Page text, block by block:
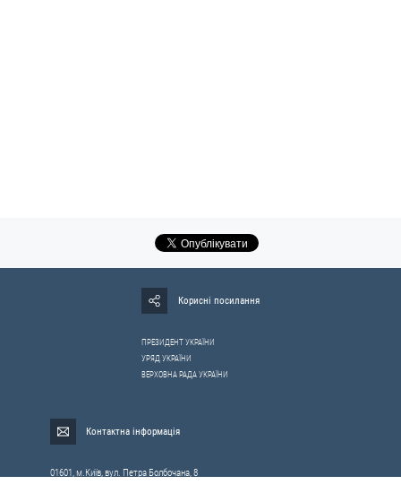
Корисні посилання
ПРЕЗИДЕНТ УКРАЇНИ
УРЯД УКРАЇНИ
ВЕРХОВНА РАДА УКРАЇНИ
Контактна інформація
01601, м.Київ, вул. Петра Болбочана, 8